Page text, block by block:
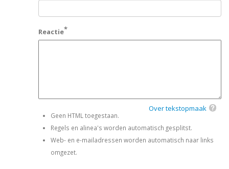
Reactie
Over tekstopmaak
Geen HTML toegestaan.
Regels en alinea's worden automatisch gesplitst.
Web- en e-mailadressen worden automatisch naar links
omgezet.